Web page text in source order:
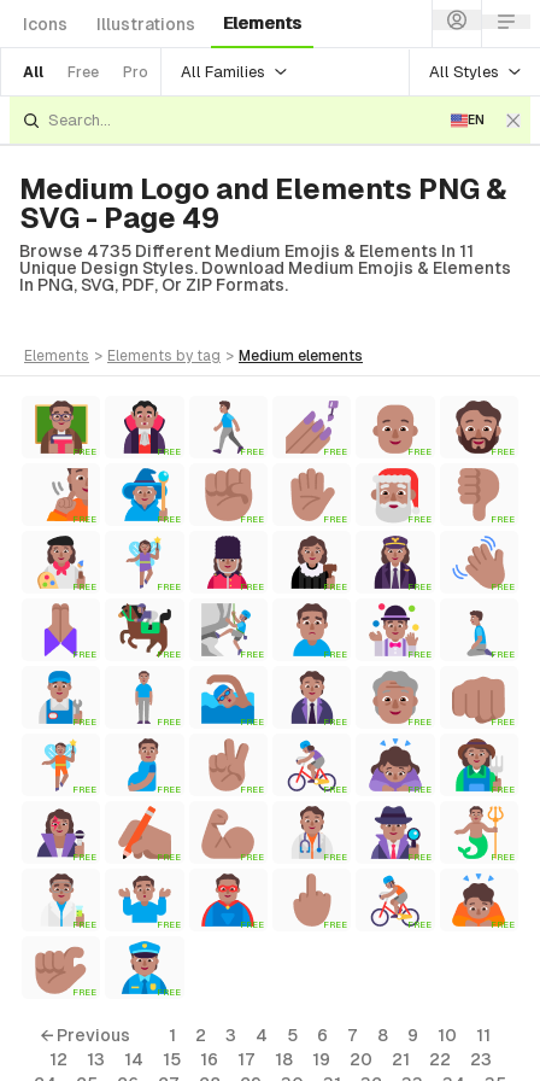
Icons Illustrations Elements
All Free Pro All Families All Styles
EN
Medium Logo and Elements PNG &
SVG - Page 49
Browse 4735 Different Medium Emojis & Elements In 11
Unique Design Styles. Download Medium Emojis & Elements
In PNG, SVG, PDF, Or ZIP Formats.
elements > elements by tag > medium elements
FREE FREE FREE FREE FREE FREE
FREE FREE FREE FREE FREE FREE
FREE FREE FREE FREE FREE FREE
FREE FREE FREE FREE FREE FREE
FREE FREE FREE FREE FREE FREE
FREE FREE FREE FREE FREE FREE
FREE FREE FREE FREE FREE FREE
FREE FREE FREE FREE FREE FREE
FREE FREE
← Previous 1 2 3 4 5 6 7 8 9 10
11
12
13 14 15 16 17 18 19 20 21 22
23